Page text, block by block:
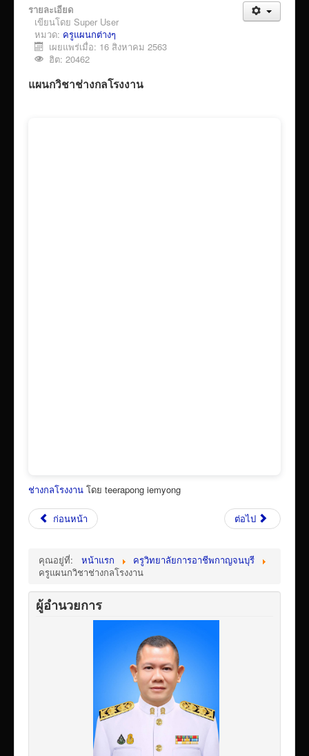
ITA/ข้อมูลสาธารณะ
ID-PLAN
พัสดุ/จัดซื่อจัดจ้าง
Link รวมระบบรายงานข้อมูลต่าง ๆ
รายละเอียด
เขียนโดย Super User
หมวด: ครูแผนกต่างๆ
เผยแพร่เมื่อ: 16 สิงหาคม 2563
ฮิต: 20462
แผนกวิชาช่างกลโรงงาน
ช่างกลโรงงาน โดย teerapong iemyong
ก่อนหน้า ต่อไป
คุณอยู่ที่: หน้าแรก
ครูวิทยาลัยการอาชีพกาญจนบุรี
ครูแผนกวิชาช่างกลโรงงาน
ผู้อำนวยการ